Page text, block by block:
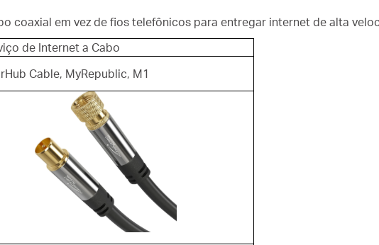
coaxial em vez de fios telefônicos para entregar internet de alta
de Internet a Cabo
Cable, MyRepublic, M1